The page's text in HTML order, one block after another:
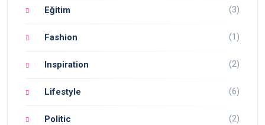
Eğitim (3)
Fashion (1)
Inspiration (2)
Lifestyle (6)
Politic (2)